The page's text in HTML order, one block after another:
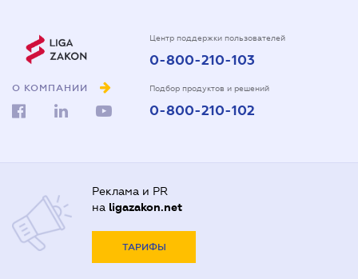
О КОМПАНИИ
Центр поддержки пользователей
0-800-210-103
Подбор продуктов и решений
0-800-210-102
Реклама и PR
на ligazakon.net
ТАРИФЫ